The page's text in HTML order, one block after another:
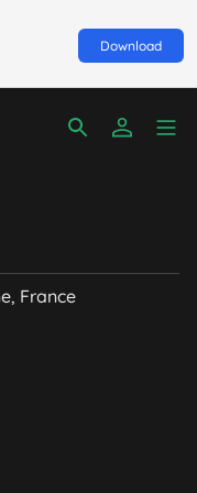
Download
France